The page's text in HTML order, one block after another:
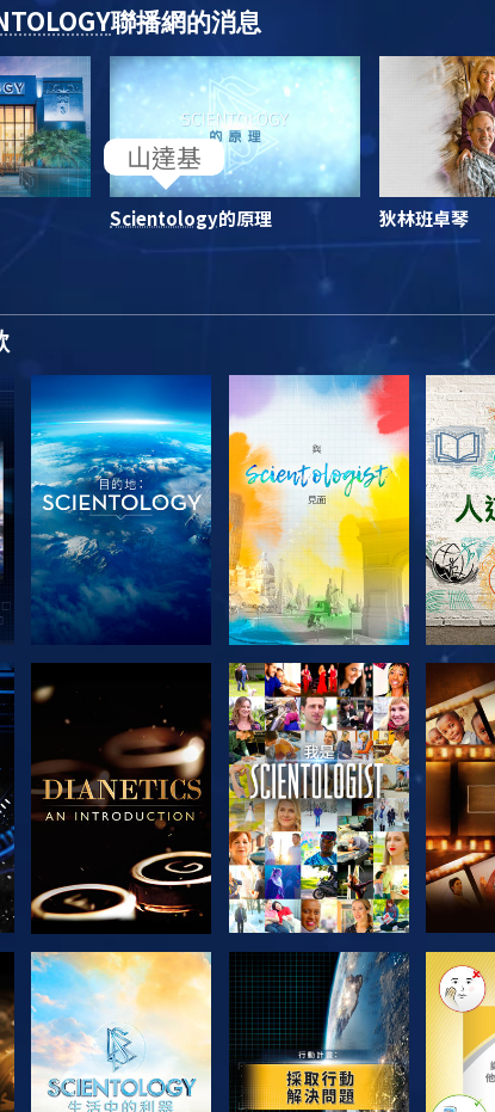
聯播網的消息
Scientology的原理 狄林班卓琴
探索系列節目 探索系列節目 探
觀看 探索系列節目